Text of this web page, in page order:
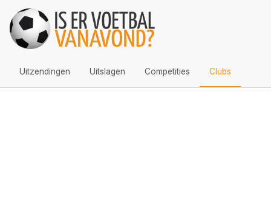
Uitzendingen Uitslagen Competities Clubs